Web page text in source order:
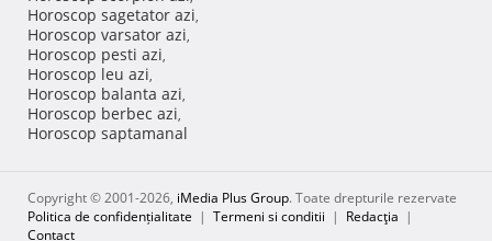
Horoscop sagetator azi,
Horoscop varsator azi,
Horoscop pesti azi,
Horoscop leu azi,
Horoscop balanta azi,
Horoscop berbec azi,
Horoscop saptamanal
Copyright © 2001-2026, iMedia Plus Group. Toate drepturile rezervate
Politica de confidențialitate | Termeni si conditii | Redacţia |
Contact